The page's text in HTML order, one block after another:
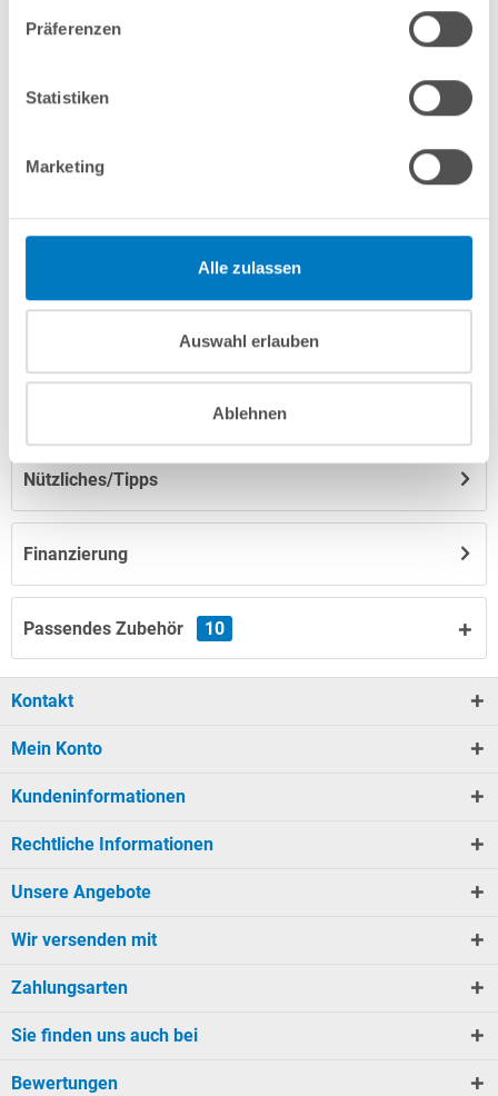
Präferenzen
Statistiken
Marketing
Alle zulassen
Auswahl erlauben
Ablehnen
Fragen? Wir helfen Ihnen gerne weiter:
Anfrageformular
Produktbeschreibung
Finanzierung
Anleitungen/Datenblätter
Hinweise zum Versand / zur Lagerung
Nützliches/Tipps
Passendes Zubehör 10
Kontakt
Mein Konto
Kundeninformationen
Rechtliche Informationen
Unsere Angebote
Wir versenden mit
Zahlungsarten
Sie finden uns auch bei
Bewertungen